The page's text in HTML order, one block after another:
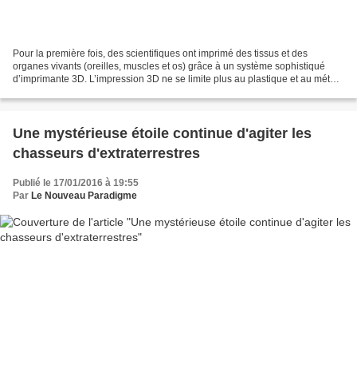
Pour la première fois, des scientifiques ont imprimé des tissus et des
organes vivants (oreilles, muscles et os) grâce à un système sophistiqué
d’imprimante 3D. L’impression 3D ne se limite plus au plastique et au métal.
Une mystérieuse étoile continue d'agiter les
chasseurs d'extraterrestres
Publié le 17/01/2016 à 19:55
Par Le Nouveau Paradigme